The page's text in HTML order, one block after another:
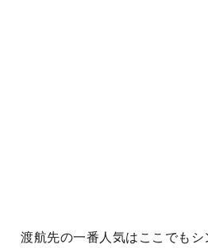
渡航先の一番人気はここでも